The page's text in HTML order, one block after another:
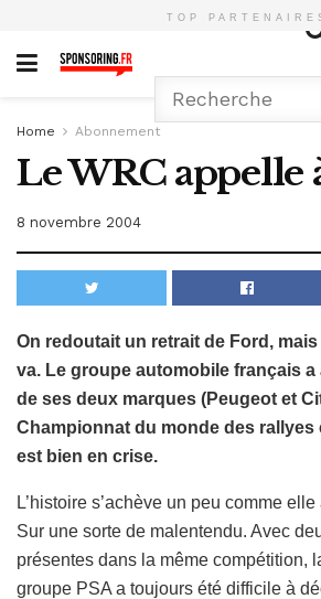
TOP
Home Abonnement
Le WRC appelle
8 novembre 2004
On redoutait un retrait de Ford, mais
va. Le groupe automobile français
de ses deux marques (Peugeot et
Championnat du monde des rallyes
est bien en crise.
L’histoire s’achève un peu comme
Sur une sorte de malentendu. Avec
présentes dans la même compétition,
groupe PSA a toujours été difficile à